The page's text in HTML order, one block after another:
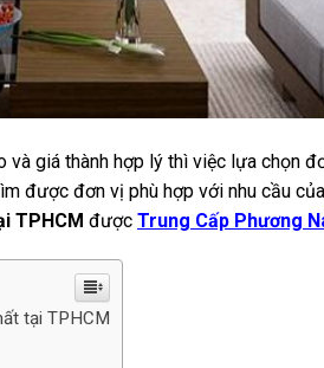
giá thành hợp lý thì việc lựa chọn
được đơn vị phù hợp với nhu cầu
TPHCM được Trung Cấp Phương
tại TPHCM